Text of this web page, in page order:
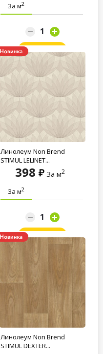
За м2
Заказать
Линолеум Non Brend
STIMUL LELINET...
398 За м2
За м2
Заказать
Линолеум Non Brend
STIMUL DEXTER...